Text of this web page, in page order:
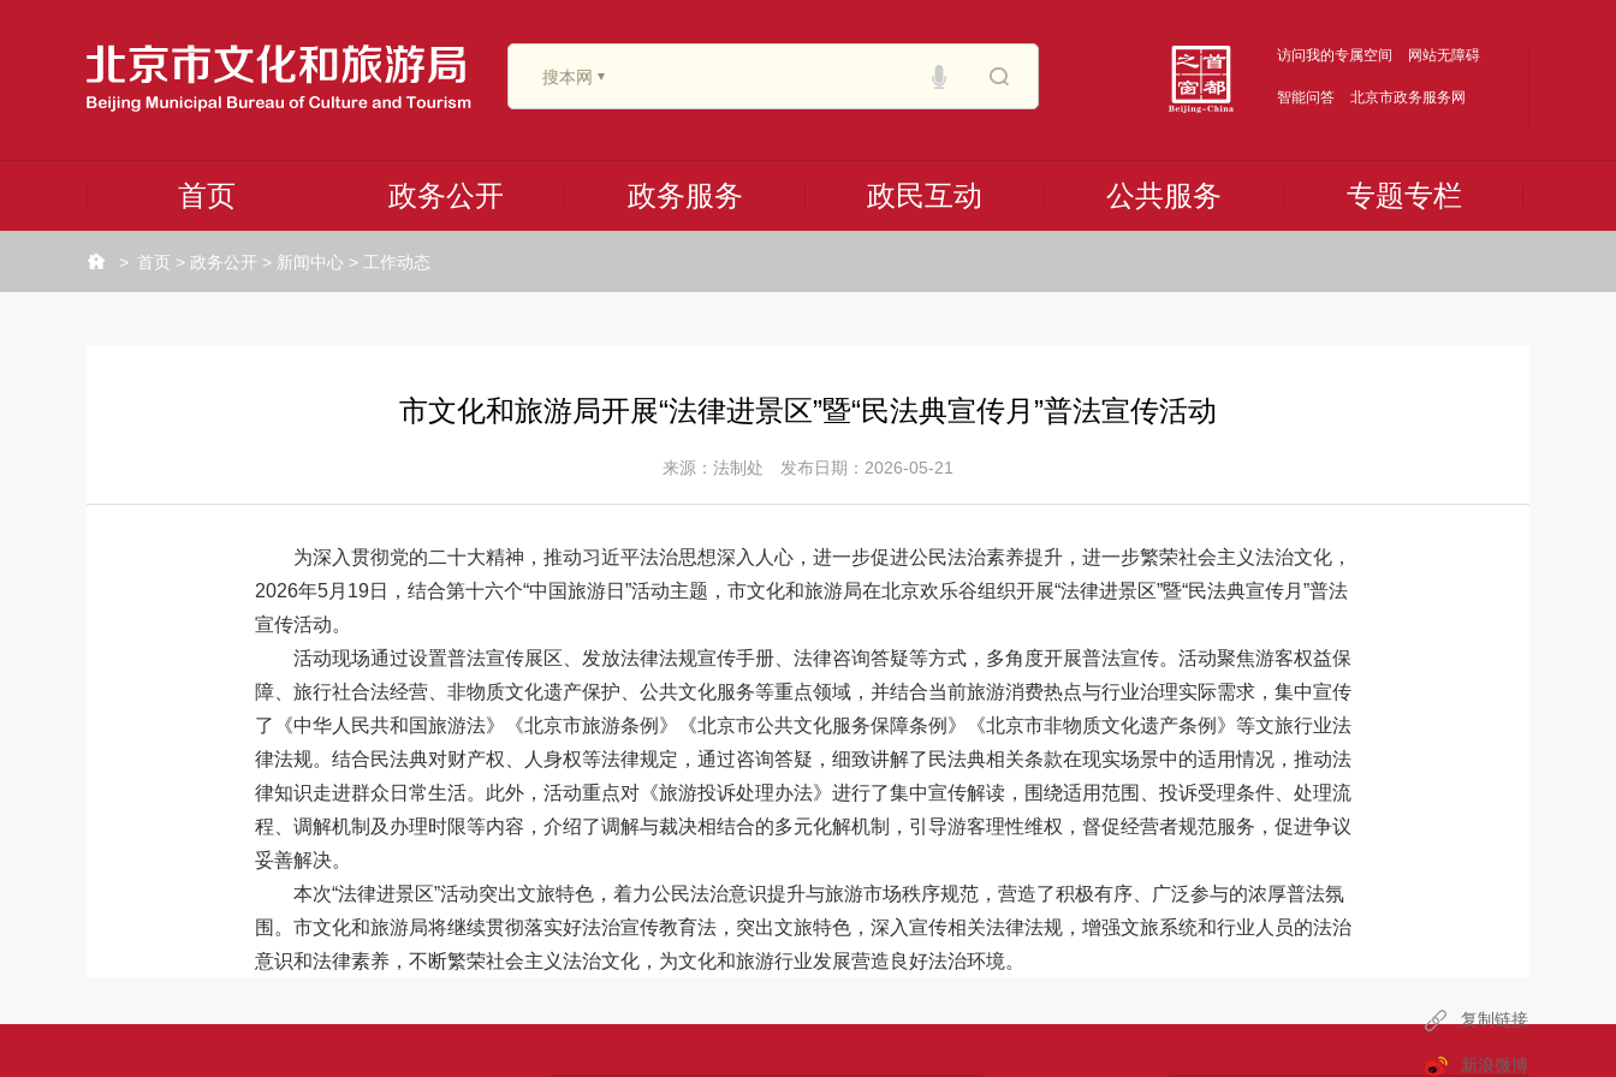
访问我的专属空间 网站无障碍
智能问答 北京市政务服务网
搜本网
首页 政务公开 政务服务 政民互动 公共服务 专题专栏
> 首页 > 政务公开 > 新闻中心 > 工作动态
市文化和旅游局开展“法律进景区”暨“民法典宣传月”普法宣传活动
来源：法制处 发布日期：2026-05-21
为深入贯彻党的二十大精神，推动习近平法治思想深入人心，进一步促进公民法治素养提升，进一步繁荣社会主义法治文化，
2026年5月19日，结合第十六个“中国旅游日”活动主题，市文化和旅游局在北京欢乐谷组织开展“法律进景区”暨“民法典宣传月”普法
宣传活动。
活动现场通过设置普法宣传展区、发放法律法规宣传手册、法律咨询答疑等方式，多角度开展普法宣传。活动聚焦游客权益保
障、旅行社合法经营、非物质文化遗产保护、公共文化服务等重点领域，并结合当前旅游消费热点与行业治理实际需求，集中宣传
了《中华人民共和国旅游法》《北京市旅游条例》《北京市公共文化服务保障条例》《北京市非物质文化遗产条例》等文旅行业法
律法规。结合民法典对财产权、人身权等法律规定，通过咨询答疑，细致讲解了民法典相关条款在现实场景中的适用情况，推动法
律知识走进群众日常生活。此外，活动重点对《旅游投诉处理办法》进行了集中宣传解读，围绕适用范围、投诉受理条件、处理流
程、调解机制及办理时限等内容，介绍了调解与裁决相结合的多元化解机制，引导游客理性维权，督促经营者规范服务，促进争议
妥善解决。
本次“法律进景区”活动突出文旅特色，着力公民法治意识提升与旅游市场秩序规范，营造了积极有序、广泛参与的浓厚普法氛
围。市文化和旅游局将继续贯彻落实好法治宣传教育法，突出文旅特色，深入宣传相关法律法规，增强文旅系统和行业人员的法治
意识和法律素养，不断繁荣社会主义法治文化，为文化和旅游行业发展营造良好法治环境。
复制链接
新浪微博